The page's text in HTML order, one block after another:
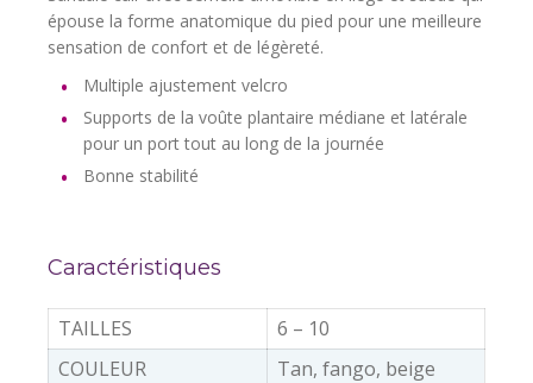
épouse la forme anatomique du pied pour une meilleure
sensation de confort et de légèreté.
Multiple ajustement velcro
Supports de la voûte plantaire médiane et latérale
pour un port tout au long de la journée
Bonne stabilité
Caractéristiques
TAILLES
6 – 10
COULEUR
Tan, fango, beige